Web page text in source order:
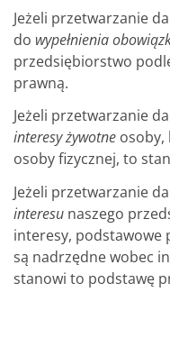
Jeżeli przetwarzanie
do wypełnienia
przedsiębiorstwo
prawną.
Jeżeli przetwarzanie
interesyżywotne osoby,
osoby fizycznej, to
Jeżeli przetwarzanie
interesu naszego
interesy, podstawowe
są nadrzędne wobec
stanowi to podstawę